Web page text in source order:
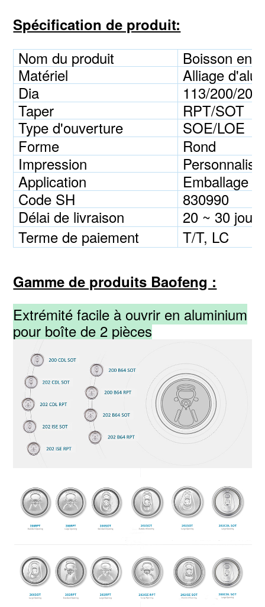
Spécification de produit:
Nom du produit
Boisson en
Matériel
Alliage
Dia
113/200/
Taper
RPT/SOT
Type d'ouverture
SOE/LOE
Forme
Rond
Impression
Personnalisé
Application
Emballage
Code SH
830990
Délai de livraison
20 ~ 30 jours
Terme de paiement
T/T, LC
Gamme de produits Baofeng :
Extrémité facile à ouvrir en aluminium
pour boîte de 2 pièces